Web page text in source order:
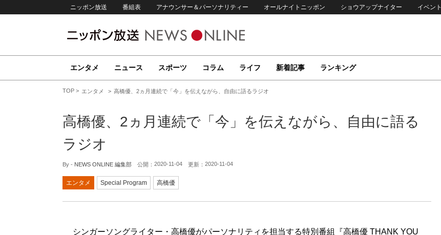
ニッポン放送 番組表 アナウンサー＆パーソナリティー オールナイトニッポン ショウアップナイター イベント
エンタメ ニュース スポーツ コラム ライフ 新着記事 ランキング
TOP エンタメ 高橋優、2ヵ月連続で「今」を伝えながら、自由に語るラジオ
高橋優、2ヵ月連続で「今」を伝えながら、自由に語る
ラジオ
By - NEWS ONLINE 編集部 公開： 2020-11-04 更新： 2020-11-04
エンタメ Special Program 高橋優
シンガーソングライター・高橋優がパーソナリティを担当する特別番組『高橋優 THANK YOU